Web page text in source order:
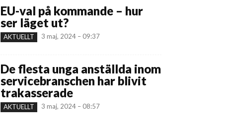
EU-val på kommande – hur
ser läget ut?
AKTUELLT 3 maj, 2024 – 09:37
De flesta unga anställda inom
servicebranschen har blivit
trakasserade
AKTUELLT 3 maj, 2024 – 08:57